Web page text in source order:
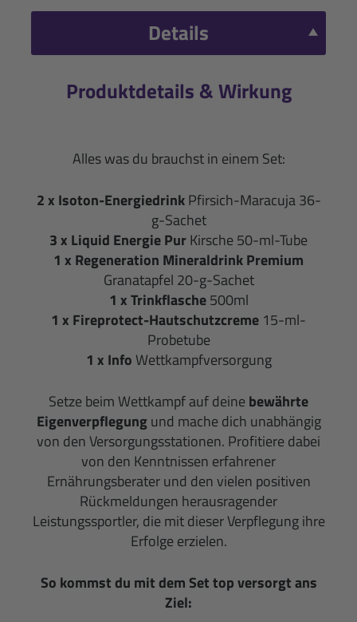
Details
Produktdetails & Wirkung
Alles was du brauchst in einem Set:
2 x Isoton-EnergiedrinkPfirsich-Maracuja 36-
g-Sachet
3 x Liquid Energie PurKirsche 50-ml-Tube
1 x Regeneration Mineraldrink Premium
Granatapfel 20-g-Sachet
1 x Trinkflasche500ml
1 x Fireprotect-Hautschutzcreme 15-ml-
Probetube
1 x InfoWettkampfversorgung
Setze beim Wettkampf auf deine bewährte
Eigenverpflegungund mache dich unabhängig
von den Versorgungsstationen. Profitiere dabei
von den Kenntnissen erfahrener
Ernährungsberater und den vielen positiven
Rückmeldungen herausragender
Leistungssportler, die mit dieser Verpflegung ihre
Erfolge erzielen.
So kommst du mit dem Set top versorgt ans
Ziel: